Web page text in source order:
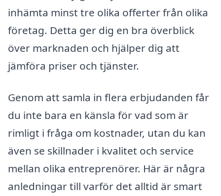
inhämta minst tre olika offerter från olika
företag. Detta ger dig en bra överblick
över marknaden och hjälper dig att
jämföra priser och tjänster.
Genom att samla in flera erbjudanden får
du inte bara en känsla för vad som är
rimligt i fråga om kostnader, utan du kan
även se skillnader i kvalitet och service
mellan olika entreprenörer. Här är några
anledningar till varför det alltid är smart